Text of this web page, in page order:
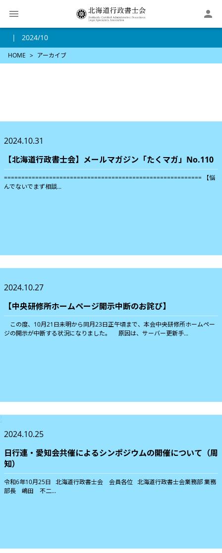

2024/10
HOME アーカイブ
2024.10.31
【北海道行政書士会】メールマガジン「たくマガ」No.110
========================================================= 【悩
んでないでまず相談...
2024.10.27
【中央研修所ホームページ開示中断のお詫び】
この度、10月21日未明から同月23日正午頃まで、本会中央研修所ホームペー
ジの開示が中断する状況になりました。 原因は、サーバー更新手...
2024.10.25
日行連・愛知会共催によるシンポジウムの開催について（周
知）
令和6年10月25日 北海道行政書士会 会員各位 北海道行政書士会業務部 業務
部長 嶋田 不二...